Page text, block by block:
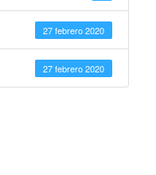
27 febrero 2020
27 febrero 2020